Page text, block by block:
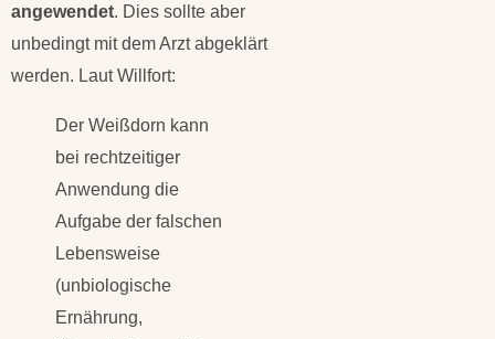
angewendet. Dies sollte aber
unbedingt mit dem Arzt abgeklärt
werden. Laut Willfort:
Der Weißdorn kann
bei rechtzeitiger
Anwendung die
Aufgabe der falschen
Lebensweise
(unbiologische
Ernährung,